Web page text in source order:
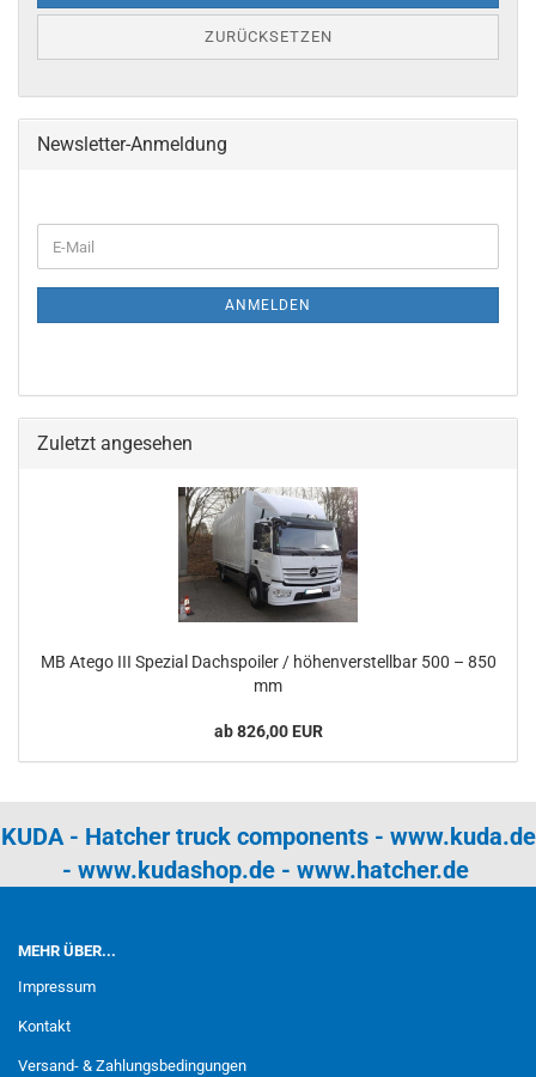
ZURÜCKSETZEN
Newsletter-Anmeldung
ANMELDEN
Zuletzt angesehen
MB Atego III Spezial Dachspoiler / höhenverstellbar 500 – 850
mm
ab 826,00 EUR
KUDA - Hatcher truck components - www.kuda.de
- www.kudashop.de- www.hatcher.de
MEHR ÜBER...
Impressum
Kontakt
Versand- & Zahlungsbedingungen